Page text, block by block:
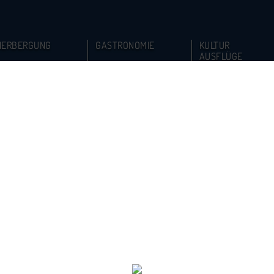
GASTRONOMIE
KULTUR
AUSFLÜGE